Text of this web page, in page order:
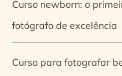
Curso newborn: o
fotógrafo de excelência
Curso para fotografar